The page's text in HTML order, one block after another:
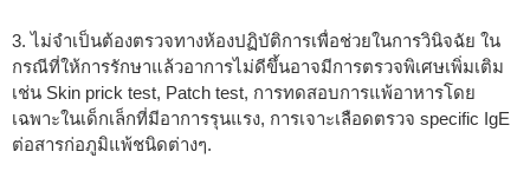
3. ไม่จำเป็นต้องตรวจทางห้องปฏิบัติการเพื่อช่วยในการวินิจฉัย ใน
กรณีที่ให้การรักษาแล้วอาการไม่ดีขึ้นอาจมีการตรวจพิเศษเพิ่มเติม
เช่น Skin prick test, Patch test, การทดสอบการแพ้อาหารโดย
เฉพาะในเด็กเล็กที่มีอาการรุนแรง, การเจาะเลือดตรวจ specific IgE
ต่อสารก่อภูมิแพ้ชนิดต่างๆ.